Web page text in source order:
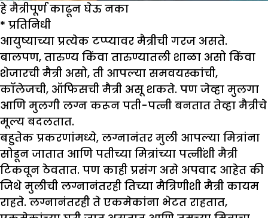
हे मैत्रीपूर्ण काढून घेऊ नका
* प्रतिनिधी
आयुष्याच्या प्रत्येक टप्प्यावर मैत्रीची गरज असते.
बालपण, तारुण्य किंवा तारुण्यातली शाळा असो किंवा
शेजारची मैत्री असो, ती आपल्या समवयस्कांची,
कॉलेजची, ऑफिसची मैत्री असू शकते. पण जेव्हा मुलगा
आणि मुलगी लग्न करून पती-पत्नी बनतात तेव्हा मैत्रीचे
मूल्य बदलतात.
बहुतेक प्रकरणांमध्ये, लग्नानंतर मुली आपल्या मित्रांना
सोडून जातात आणि पतीच्या मित्रांच्या पत्नींशी मैत्री
टिकवून ठेवतात. पण काही प्रसंग असे अपवाद आहेत की
जिथे मुलीची लग्नानंतरही तिच्या मैत्रिणीशी मैत्री कायम
राहते. लग्नानंतरही ते एकमेकांना भेटत राहतात,